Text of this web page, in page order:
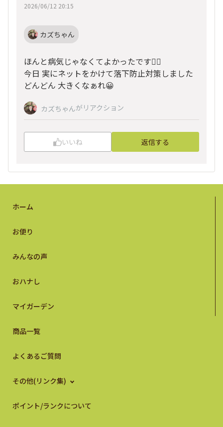
2026/06/12 20:15
カズちゃん
ほんと病気じゃなくてよかったです😮‍💨
今日 実にネットをかけて落下防止対策しました
どんどん 大きくなぁれ😀
カズちゃんがリアクション
いいね 返信する
ホーム
お便り
みんなの声
おハナし
マイガーデン
商品一覧
よくあるご質問
その他(リンク集)
ポイント/ランクについて